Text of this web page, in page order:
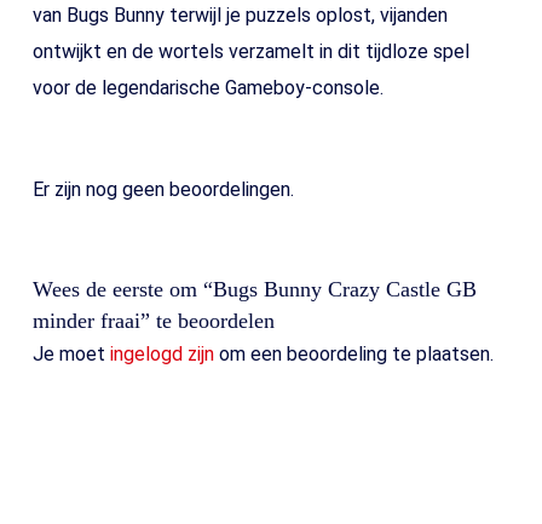
van Bugs Bunny terwijl je puzzels oplost, vijanden
ontwijkt en de wortels verzamelt in dit tijdloze spel
voor de legendarische Gameboy-console.
Er zijn nog geen beoordelingen.
Wees de eerste om “Bugs Bunny Crazy Castle GB
minder fraai” te beoordelen
Je moet ingelogd zijnom een beoordeling te plaatsen.